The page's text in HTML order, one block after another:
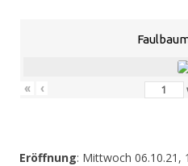
« ‹
Eröffnung: Mittwoch 06.10.21,